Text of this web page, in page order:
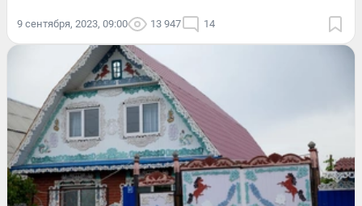
9 сентября, 2023, 09:00 13 947 14